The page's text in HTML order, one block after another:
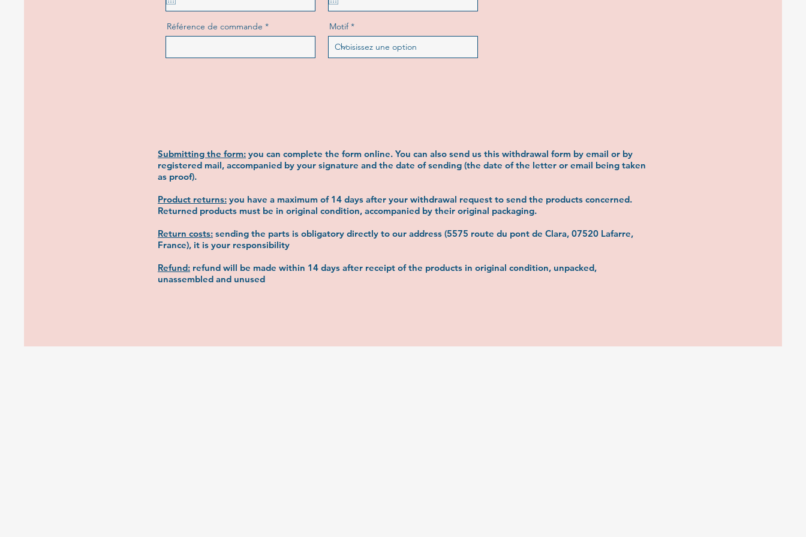
i
e
d
i
d
Référence de commande Motif
Submitting the form: you can complete the form online. You can also send us this withdrawal form by email or by
registered mail, accompanied by your signature and the date of sending (the date of the letter or email being taken
as proof).
Product returns: you have a maximum of 14 days after your withdrawal request to send the products concerned.
Returned products must be in original condition, accompanied by their original packaging.
Return costs: sending the parts is obligatory directly to our address (5575 route du pont de Clara, 07520 Lafarre,
France), it is your responsibility
Refund: refund will be made within 14 days after receipt of the products in original condition, unpacked,
unassembled and unused